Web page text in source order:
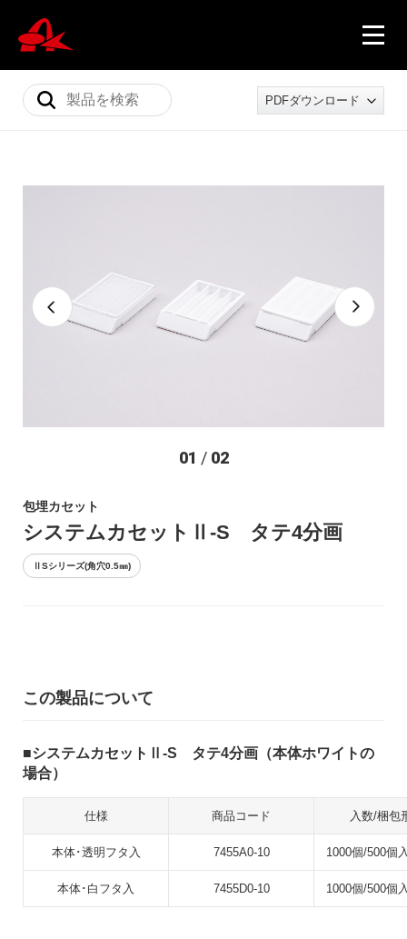
会社概要
PDFダウンロード
01 / 02
包埋カセット
システムカセットⅡ-S タテ4分画
ⅡSシリーズ(角穴0.5㎜)
この製品について
システムカセットⅡ-S タテ4分画（本体ホワイトの
場合）
仕様 商品コード 入数/梱包
本体･透明フタ入 7455A0-10 1000個/500個
本体･白フタ入 7455D0-10 1000個/500個